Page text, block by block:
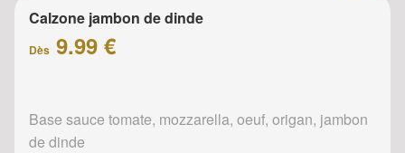
Calzone jambon de dinde
Dès 9.99 €
Base sauce tomate, mozzarella, oeuf, origan, jambon
de dinde